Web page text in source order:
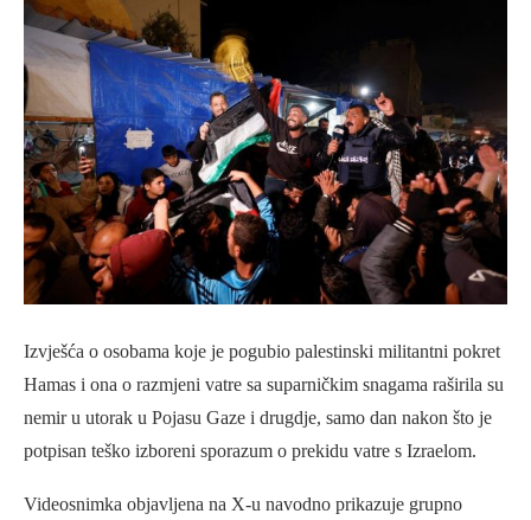
Izvješća o osobama koje je pogubio palestinski militantni pokret
Hamas i ona o razmjeni vatre sa suparničkim snagama raširila su
nemir u utorak u Pojasu Gaze i drugdje, samo dan nakon što je
potpisan teško izboreni sporazum o prekidu vatre s Izraelom.
Videosnimka objavljena na X-u navodno prikazuje grupno